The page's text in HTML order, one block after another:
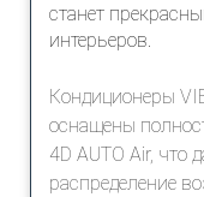
станет
интерьеров.
Кондиционеры
оснащены
4D AUTO Air, что
распределение